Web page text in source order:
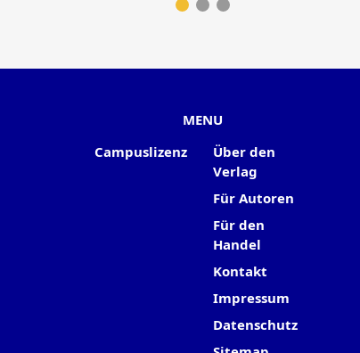
MENU
Campuslizenz
Über den
Verlag
Für Autoren
Für den
Handel
Kontakt
Impressum
Datenschutz